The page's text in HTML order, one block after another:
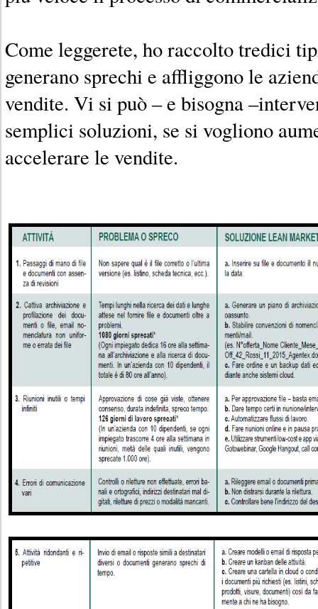
Come leggerete, ho raccolto tredici
generano sprechi e affliggono le
vendite. Vi si può – e bisogna
semplici soluzioni, se si vogliono
accelerare le vendite.